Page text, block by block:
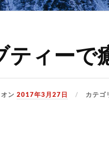
ティーで
オン2017年3月27日 カテ